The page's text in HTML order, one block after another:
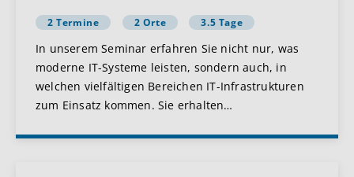
2 Termine 2 Orte 3.5 Tage
In unserem Seminar erfahren Sie nicht nur, was
moderne IT-Systeme leisten, sondern auch, in
welchen vielfältigen Bereichen IT-Infrastrukturen
zum Einsatz kommen. Sie erhalten…